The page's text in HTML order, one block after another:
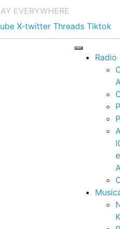
EVERYWHERE
X-twitter Threads Tiktok
Radio
e